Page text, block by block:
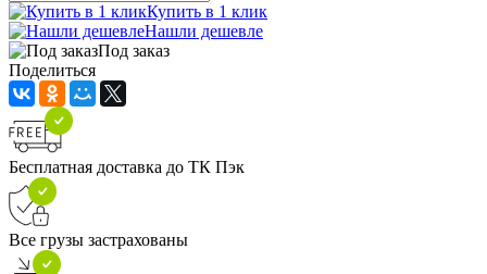
Купить в 1 клик
Нашли дешевле
Под заказ
Поделиться
Бесплатная доставка до ТК Пэк
Все грузы застрахованы